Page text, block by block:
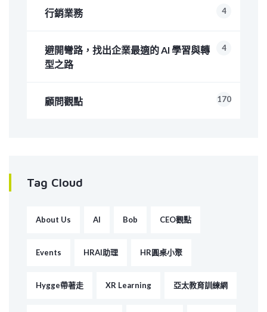
行銷業務 4
避開彎路，找出企業最適的 AI 學習與轉
型之路
4
顧問觀點 170
Tag Cloud
About Us AI Bob CEO觀點
Events HRAI助理 HR圓桌小聚
Hygge帶著走 XR Learning 亞太教育訓練網